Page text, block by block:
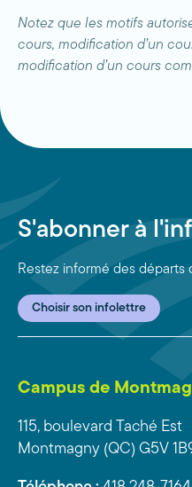
Notez que les motifs
cours, modification d’un
modification d’un cours
S'abonner à
Restez informé des départs
Choisir son infolettre
Campus de
115, boulevard Taché Est
Montmagny (QC) G5V